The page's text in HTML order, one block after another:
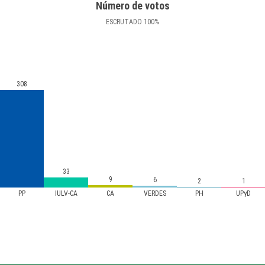
Número de votos
ESCRUTADO 100%
PP IULV-CA CA VERDES PH UPyD
308
33
9
6 2 1